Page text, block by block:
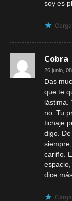
soy es
Cobra
26 junio,
Das
que te
lástima.
no. Tu
fichaje
digo.
cariño.
dice